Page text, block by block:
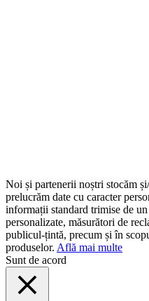
Noi și partenerii noștri stocăm
prelucrăm date cu caracter
informații standard trimise de
personalizate, măsurători de
publicul-țintă, precum și în
produselor. Află mai multe
Sunt de acord